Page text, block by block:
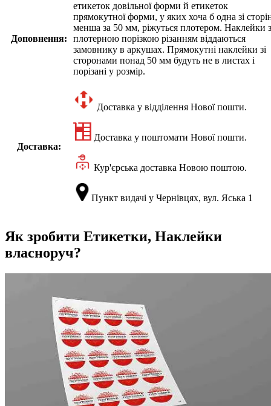
Доповнення:
етикеток довільної форми й етикеток
прямокутної форми, у яких хоча б одна зі
менша за 50 мм, ріжуться плотером. Наклейки з
плотерною порізкою різанням віддаються
замовнику в аркушах. Прямокутні наклейки зі
сторонами понад 50 мм будуть не в листах і
порізані у розмір.
Доставка:
Доставка у відділення Нової пошти.
Доставка у поштомати Нової пошти.
Кур'єрська доставка Новою поштою.
Пункт видачі у Чернівцях, вул. Яська 1
Як зробити Етикетки, Наклейки
власноруч?